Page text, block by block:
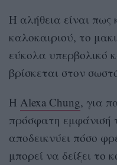
Η αλήθεια είναι πως
καλοκαιριού, το
εύκολα υπερβολικό
βρίσκεται στον
Η Alexa Chung, για
πρόσφατη εμφάνισή
αποδεικνύει πόσο
μπορεί να δείξει το